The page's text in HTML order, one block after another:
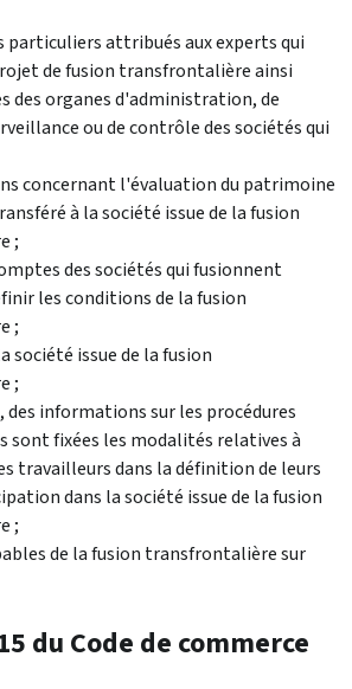
particuliers attribués aux experts qui
de fusion transfrontalière ainsi
des organes d'administration, de
ou de contrôle des sociétés qui
concernant l'évaluation du patrimoine
à la société issue de la fusion
;
des sociétés qui fusionnent
les conditions de la fusion
;
société issue de la fusion
;
des informations sur les procédures
sont fixées les modalités relatives à
travailleurs dans la définition de leurs
dans la société issue de la fusion
;
de la fusion transfrontalière sur
du Code de commerce